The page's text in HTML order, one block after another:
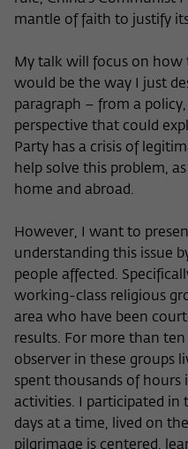
mantle of faith to justify
My talk will focus on how
would be the way I just
paragraph – from a
perspective that could
Party has a crisis of
help solve this problem,
home and abroad.
However, I want to
understanding this issue
people affected.
working-class religious
area who have been
results. For more than
observer in these groups
spent thousands of hours
activities. I participated in
days at a time, lived on
pilgrimage is centered,